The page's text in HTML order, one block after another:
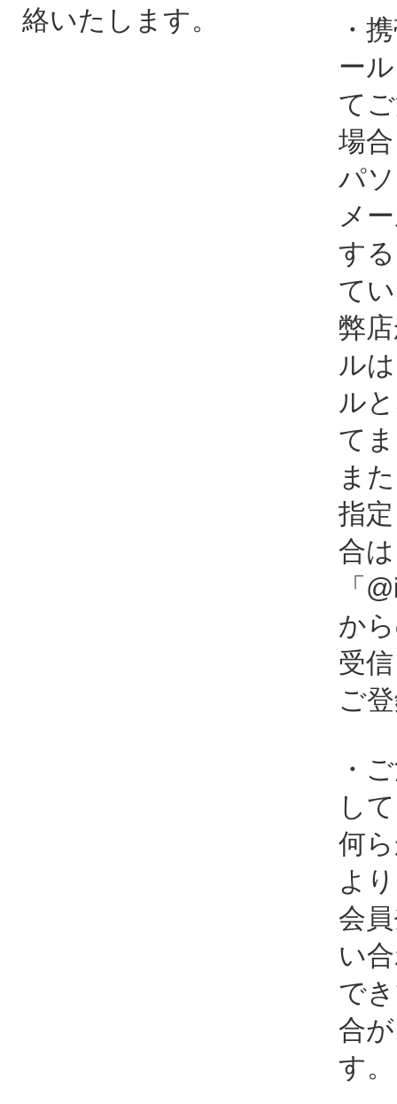
絡いたします。
・
ー
て
場合
パ
メ
す
て
弊
ル
ル
て
ま
指
合
「
か
受
ご
・
し
何
よ
会
い
で
合
す。